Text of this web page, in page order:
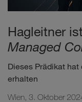
Hagleitner
Managed
Dieses Prädikat
erhalten
Wien, 3. Oktober